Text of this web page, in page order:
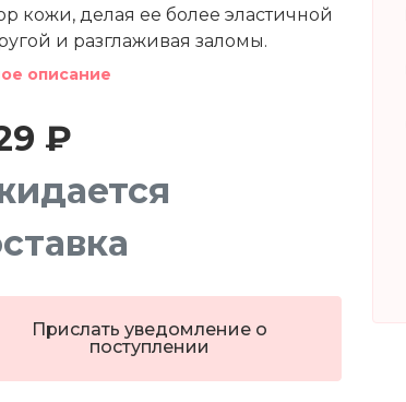
кожи, делая ее более эластичной
и разглаживая заломы.
описание
₽
Прислать уведомление о
поступлении